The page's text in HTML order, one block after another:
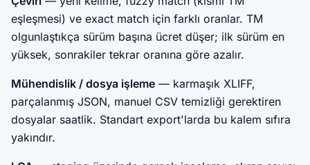
eşleşmesi) ve exact match için farklı oranlar. TM
olgunlaştıkça sürüm başına ücret düşer; ilk sürüm en
yüksek, sonrakiler tekrar oranına göre azalır.
Mühendislik / dosya işleme — karmaşık XLIFF,
parçalanmış JSON, manuel CSV temizliği gerektiren
dosyalar saatlik. Standart export'larda bu kalem sıfıra
yakındır.